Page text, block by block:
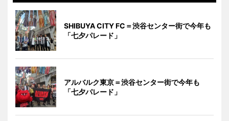
SHIBUYA CITY FC＝渋谷センター街で今年も
「七夕パレード」
アルバルク東京＝渋谷センター街で今年も
「七夕パレード」